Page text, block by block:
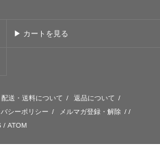
▶ カートを見る
配送・送料について / 返品について /
シーポリシー / メルマガ登録・解除 / /
/ ATOM